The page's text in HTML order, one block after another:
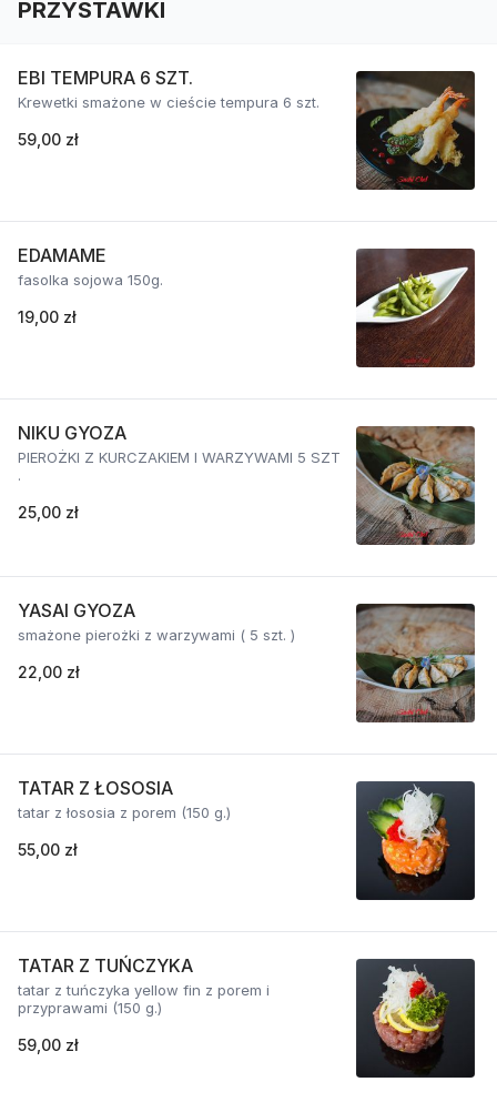
PRZYSTAWKI
EBI TEMPURA 6 SZT.
Krewetki smażone w cieście tempura 6 szt.
59,00 zł
EDAMAME
fasolka sojowa 150g.
19,00 zł
NIKU GYOZA
PIEROŻKI Z KURCZAKIEM I WARZYWAMI 5 SZT
.
25,00 zł
YASAI GYOZA
smażone pierożki z warzywami ( 5 szt. )
22,00 zł
TATAR Z ŁOSOSIA
tatar z łososia z porem (150 g.)
55,00 zł
TATAR Z TUŃCZYKA
tatar z tuńczyka yellow fin z porem i
przyprawami (150 g.)
59,00 zł